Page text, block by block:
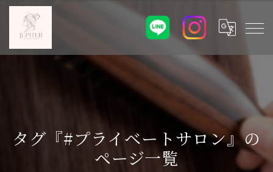
タグ『#プライベートサロン』の
ページ一覧